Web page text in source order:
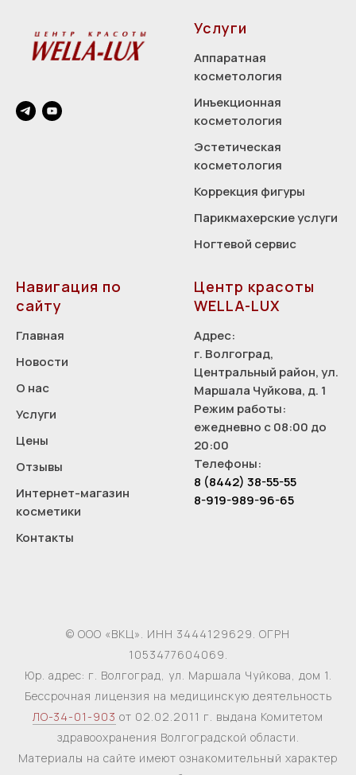
Услуги
Аппаратная
косметология
Инъекционная
косметология
Эстетическая
косметология
Коррекция фигуры
Парикмахерские услуги
Ногтевой сервис
Навигация по
сайту
Главная
Новости
О нас
Услуги
Цены
Отзывы
Интернет-магазин
косметики
Контакты
Центр красоты
WELLA-LUX
Адрес:
г. Волгоград,
Центральный район, ул.
Маршала Чуйкова, д. 1
Режим работы:
ежедневно с 08:00 до
20:00
Телефоны:
8 (8442) 38-55-55
8-919-989-96-65
© ООО «ВКЦ». ИНН 3444129629. ОГРН
1053477604069.
Юр. адрес: г. Волгоград, ул. Маршала Чуйкова, дом 1.
Бессрочная лицензия на медицинскую деятельность
ЛО-34-01-903 от 02.02.2011 г. выдана Комитетом
здравоохранения Волгоградской области.
Материалы на сайте имеют ознакомительный характер